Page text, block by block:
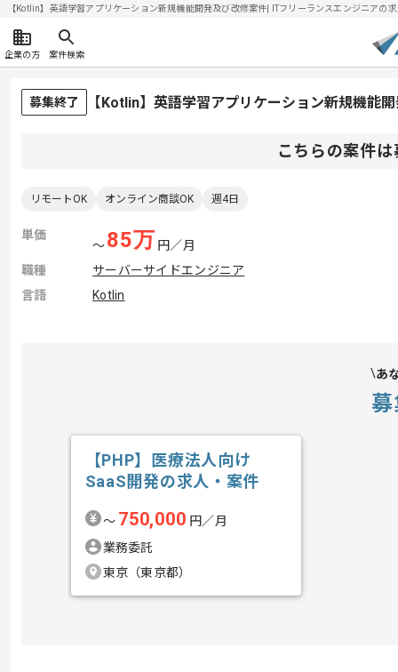
【Kotlin】英語学習アプリケーション新規機能開発及び改修案件| ITフリーランスエンジニア
企業の方 案件検索
募集終了 【Kotlin】英語学習アプリケーション新規機能
こちらの案件
リモートOK オンライン商談OK 週4日
単価
〜85万 円／月
職種
サーバーサイドエンジニア
言語
Kotlin
あ
【PHP】医療法人向け
SaaS開発の求人・案件
〜 750,000 円／月
業務委託
東京（東京都）